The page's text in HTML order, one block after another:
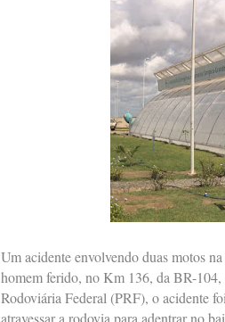
Um acidente envolvendo duas motos
homem ferido, no Km 136, da BR-
Rodoviária Federal (PRF), o acidente
atravessar a rodovia para adentrar no